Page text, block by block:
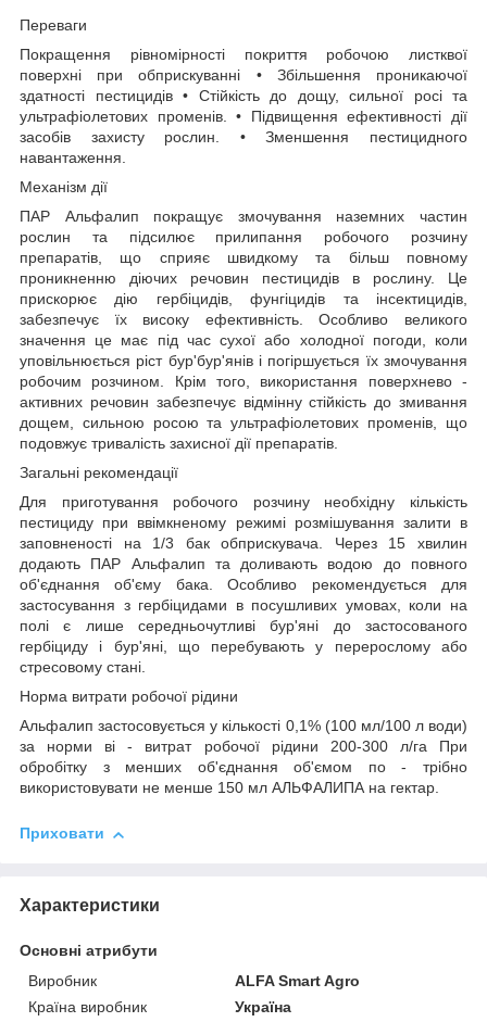
Переваги
Покращення рівномірності покриття робочою листквої
поверхні при обприскуванні • Збільшення проникаючої
здатності пестицидів • Стійкість до дощу, сильної росі та
ультрафіолетових променів. • Підвищення ефективності дії
засобів захисту рослин. • Зменшення пестицидного
навантаження.
Механізм дії
ПАР Альфалип покращує змочування наземних частин
рослин та підсилює прилипання робочого розчину
препаратів, що сприяє швидкому та більш повному
проникненню діючих речовин пестицидів в рослину. Це
прискорює дію гербіцидів, фунгіцидів та інсектицидів,
забезпечує їх високу ефективність. Особливо великого
значення це має під час сухої або холодної погоди, коли
уповільнюється ріст бур'бур'янів і погіршується їх змочування
робочим розчином. Крім того, використання поверхнево -
активних речовин забезпечує відмінну стійкість до змивання
дощем, сильною росою та ультрафіолетових променів, що
подовжує тривалість захисної дії препаратів.
Загальні рекомендації
Для приготування робочого розчину необхідну кількість
пестициду при ввімкненому режимі розмішування залити в
заповненості на 1/3 бак обприскувача. Через 15 хвилин
додають ПАР Альфалип та доливають водою до повного
об'єднання об'єму бака. Особливо рекомендується для
застосування з гербіцидами в посушливих умовах, коли на
полі є лише середньочутливі бур'яні до застосованого
гербіциду і бур'яні, що перебувають у перерослому або
стресовому стані.
Норма витрати робочої рідини
Альфалип застосовується у кількості 0,1% (100 мл/100 л води)
за норми ві - витрат робочої рідини 200-300 л/га При
обробітку з менших об'єднання об'ємом по - трібно
використовувати не менше 150 мл АЛЬФАЛИПА на гектар.
Приховати
Характеристики
Основні атрибути
Виробник
ALFA Smart Agro
Країна виробник
Україна